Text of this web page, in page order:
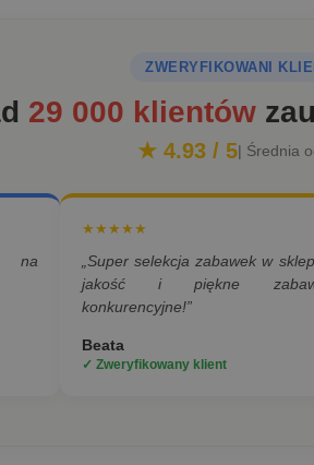
ZWERYFIKOWANI
29 000 klientów
★ 4.93 / 5| Średnia
na
★★★★★
„Super selekcja zabawek w
jakość i piękne
konkurencyjne!”
Beata
✓ Zweryfikowany klient